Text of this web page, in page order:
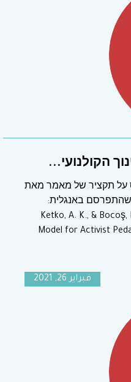
הקולנועי...
על תקציר של מאמר מאת
שהתפרסם באנגלית:
Ketko, A. K., &
Model for Activist
فبراير 26, 2021